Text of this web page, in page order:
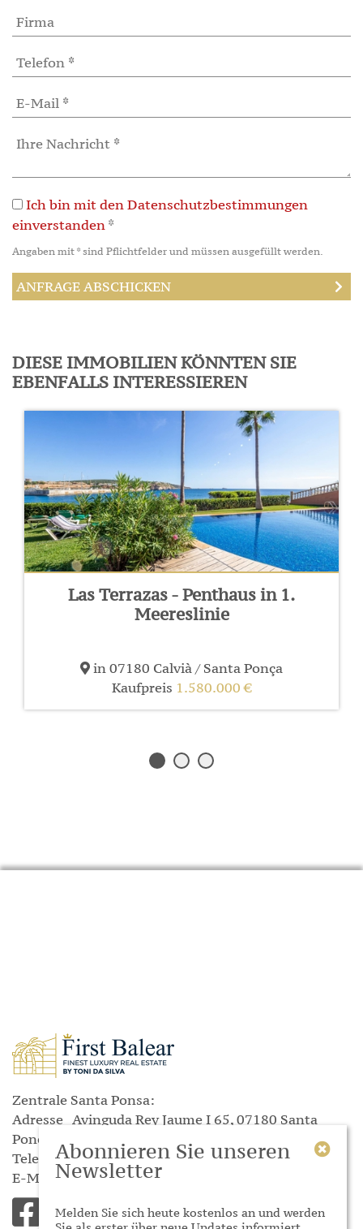
Ich bin mit den Datenschutzbestimmungen
einverstanden*
Angaben mit * sind Pflichtfelder und müssen ausgefüllt werden.
DIESE IMMOBILIEN KÖNNTEN SIE
EBENFALLS INTERESSIEREN
Las Terrazas - Penthaus in 1.
Meereslinie
in 07180 Calvià / Santa Ponça
Kaufpreis 1.580.000 €
Zentrale Santa Ponsa:
Adresse Avinguda Rey Jaume I 65, 07180 Santa
Ponça
Telefon
(+34) 871 045 644
E-Mail
info@dasilva-mallorcaimmobilien.com
Abonnieren Sie unseren
Newsletter
Melden Sie sich heute kostenlos an und werden